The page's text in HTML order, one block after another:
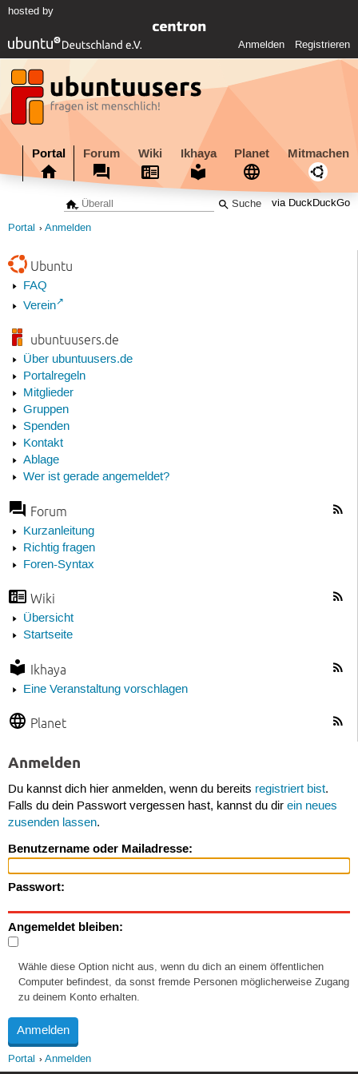
hosted by
Anmelden Registrieren
Portal Forum Wiki Ikhaya Planet Mitmachen
via DuckDuckGo
Portal Anmelden
Ubuntu
FAQ
Verein
ubuntuusers.de
Über ubuntuusers.de
Portalregeln
Mitglieder
Gruppen
Spenden
Kontakt
Ablage
Wer ist gerade angemeldet?
Forum
Kurzanleitung
Richtig fragen
Foren-Syntax
Wiki
Übersicht
Startseite
Ikhaya
Eine Veranstaltung vorschlagen
Planet
Anmelden
Du kannst dich hier anmelden, wenn du bereits registriert bist.
Falls du dein Passwort vergessen hast, kannst du dir ein neues
zusenden lassen.
Benutzername oder Mailadresse:
Passwort:
Angemeldet bleiben:
Wähle diese Option nicht aus, wenn du dich an einem öffentlichen
Computer befindest, da sonst fremde Personen möglicherweise Zugang
zu deinem Konto erhalten.
Portal Anmelden